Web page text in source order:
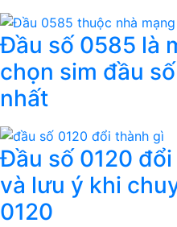
Đầu số 0585 là
chọn sim đầu
nhất
Đầu số 0120
và lưu ý khi
0120